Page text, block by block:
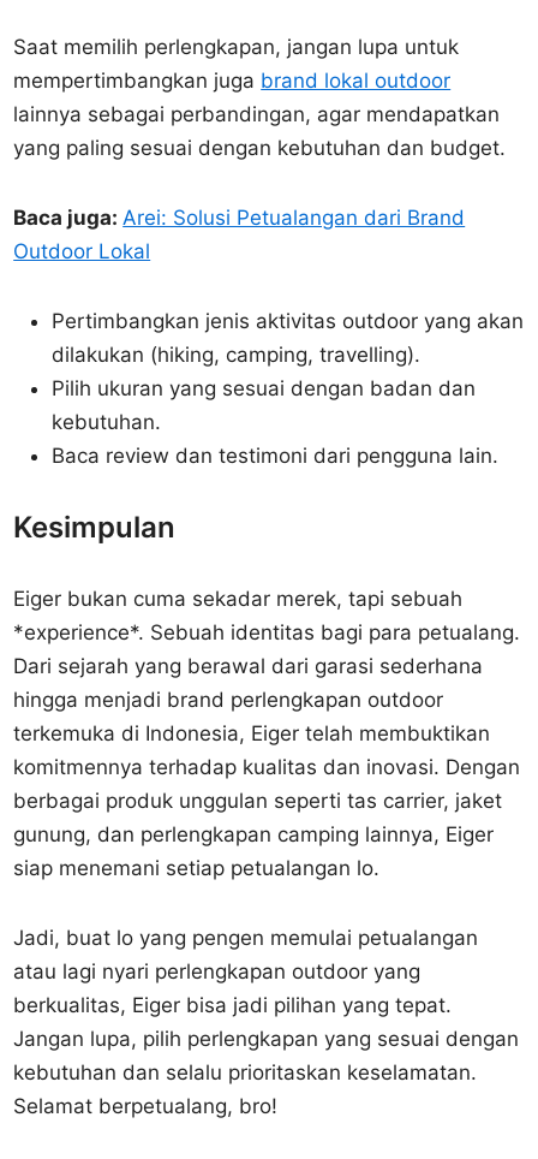
Saat memilih perlengkapan, jangan lupa untuk
mempertimbangkan juga brand lokal outdoor
lainnya sebagai perbandingan, agar mendapatkan
yang paling sesuai dengan kebutuhan dan budget.
Baca juga:Arei: Solusi Petualangan dari Brand
Outdoor Lokal
Pertimbangkan jenis aktivitas outdoor yang akan
dilakukan (hiking, camping, travelling).
Pilih ukuran yang sesuai dengan badan dan
kebutuhan.
Baca review dan testimoni dari pengguna lain.
Kesimpulan
Eiger bukan cuma sekadar merek, tapi sebuah
*experience*. Sebuah identitas bagi para petualang.
Dari sejarah yang berawal dari garasi sederhana
hingga menjadi brand perlengkapan outdoor
terkemuka di Indonesia, Eiger telah membuktikan
komitmennya terhadap kualitas dan inovasi. Dengan
berbagai produk unggulan seperti tas carrier, jaket
gunung, dan perlengkapan camping lainnya, Eiger
siap menemani setiap petualangan lo.
Jadi, buat lo yang pengen memulai petualangan
atau lagi nyari perlengkapan outdoor yang
berkualitas, Eiger bisa jadi pilihan yang tepat.
Jangan lupa, pilih perlengkapan yang sesuai dengan
kebutuhan dan selalu prioritaskan keselamatan.
Selamat berpetualang, bro!